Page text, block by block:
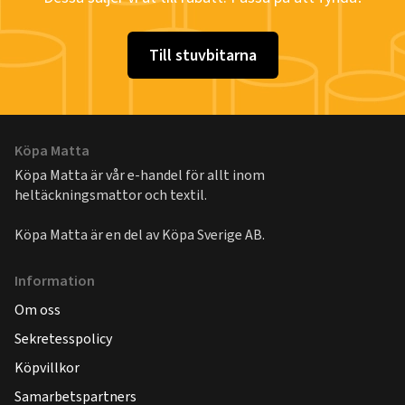
Till stuvbitarna
Köpa Matta
Köpa Matta är vår e-handel för allt inom
heltäckningsmattor och textil.
Köpa Matta är en del avKöpa Sverige AB.
Information
Om oss
Sekretesspolicy
Köpvillkor
Samarbetspartners